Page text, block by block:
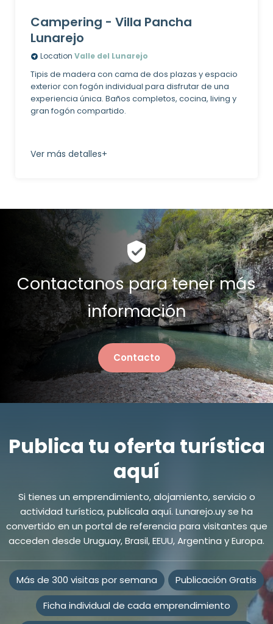
Campering - Villa Pancha
Lunarejo
Location Valle del Lunarejo
Tipis de madera con cama de dos plazas y espacio
exterior con fogón individual para disfrutar de una
experiencia única. Baños completos, cocina, living y
gran fogón compartido.
Ver más detalles+
Contactanos para tener más
información
Contacto
Publica tu oferta turística
aquí
Si tienes un emprendimiento, alojamiento, servicio o
actividad turística, publícala aquí. Lunarejo.uy se ha
convertido en un portal de referencia para visitantes que
acceden desde Uruguay, Brasil, EEUU, Argentina y Europa.
Más de 300 visitas por semana
Publicación Gratis
Ficha individual de cada emprendimiento